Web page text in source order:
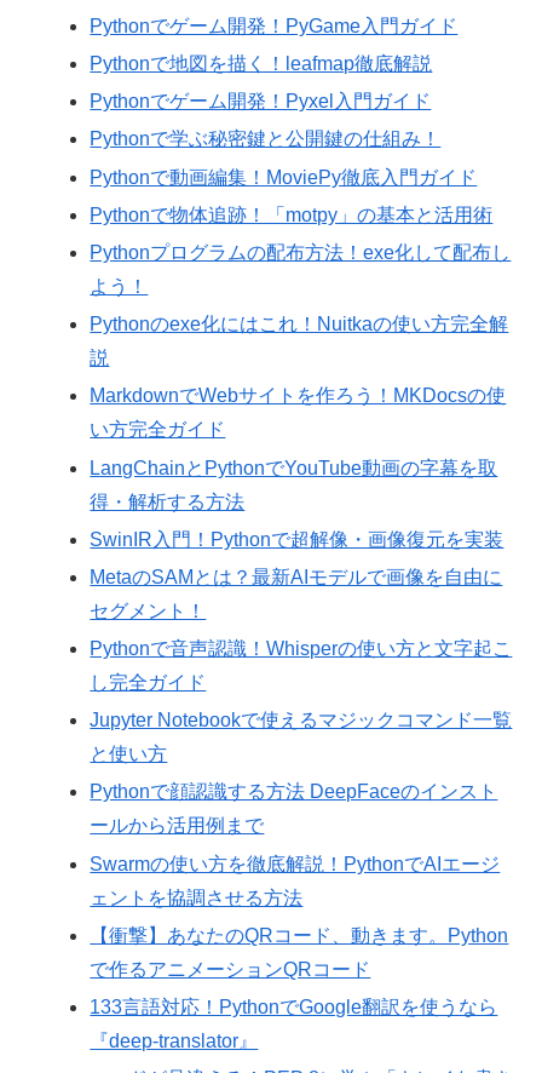
Pythonでゲーム開発！PyGame入門ガイド
Pythonで地図を描く！leafmap徹底解説
Pythonでゲーム開発！Pyxel入門ガイド
Pythonで学ぶ秘密鍵と公開鍵の仕組み！
Pythonで動画編集！MoviePy徹底入門ガイド
Pythonで物体追跡！「motpy」の基本と活用術
Pythonプログラムの配布方法！exe化して配布し
よう！
Pythonのexe化にはこれ！Nuitkaの使い方完全解
説
MarkdownでWebサイトを作ろう！MKDocsの使
い方完全ガイド
LangChainとPythonでYouTube動画の字幕を取
得・解析する方法
SwinIR入門！Pythonで超解像・画像復元を実装
MetaのSAMとは？最新AIモデルで画像を自由に
セグメント！
Pythonで音声認識！Whisperの使い方と文字起こ
し完全ガイド
Jupyter Notebookで使えるマジックコマンド一覧
と使い方
Pythonで顔認識する方法 DeepFaceのインスト
ールから活用例まで
Swarmの使い方を徹底解説！PythonでAIエージ
ェントを協調させる方法
【衝撃】あなたのQRコード、動きます。Python
で作るアニメーションQRコード
133言語対応！PythonでGoogle翻訳を使うなら
『deep-translator』